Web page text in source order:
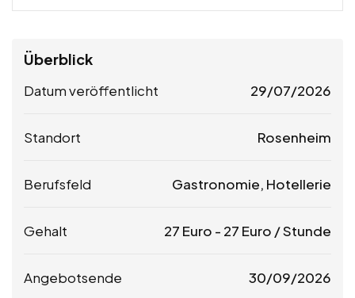
Überblick
Datum veröffentlicht 29/07/2026
Standort Rosenheim
Berufsfeld Gastronomie, Hotellerie
Gehalt 27 Euro - 27 Euro / Stunde
Angebotsende 30/09/2026